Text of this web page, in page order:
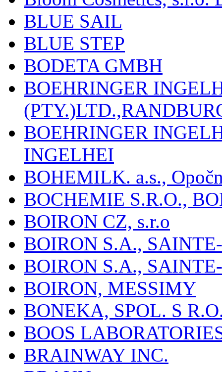
BLUE SAIL
BLUE STEP
BODETA GMBH
BOEHRINGER
BOEHRINGER
INGELHEI
BOHEMILK. a.s.,
BOCHEMIE S.R.O.,
BOIRON CZ, s.r.o
BOIRON S.A.,
BOIRON S.A.,
BOIRON, MESSIMY
BONEKA, SPOL. S
BOOS
BRAINWAY INC.